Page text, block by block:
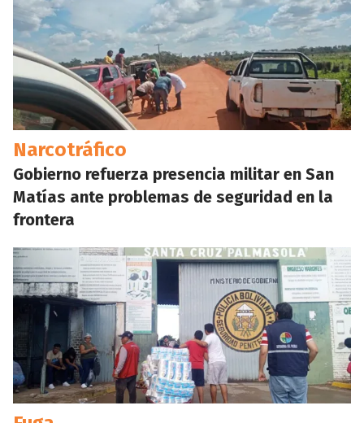
Narcotráfico
Gobierno refuerza presencia militar en San
Matías ante problemas de seguridad en la
frontera